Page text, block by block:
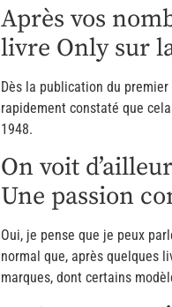
Après vos
livre Only sur
Dès la publication du
rapidement constaté que
1948.
On voit
Une passion
Oui, je pense que je peux
normal que, après quelques
marques, dont certains